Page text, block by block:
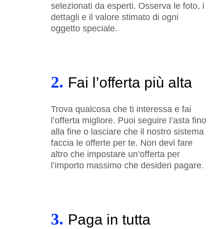
selezionati da esperti. Osserva le foto, i
dettagli e il valore stimato di ogni
oggetto speciale.
2. Fai l’offerta più alta
Trova qualcosa che ti interessa e fai
l’offerta migliore. Puoi seguire l’asta fino
alla fine o lasciare che il nostro sistema
faccia le offerte per te. Non devi fare
altro che impostare un’offerta per
l’importo massimo che desideri pagare.
3. Paga in tutta